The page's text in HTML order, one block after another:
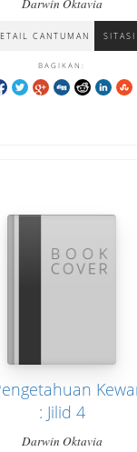
Darwin Oktavia
CANTUMAN SITASI
BAGIKAN:
: Jilid 4
Darwin Oktavia